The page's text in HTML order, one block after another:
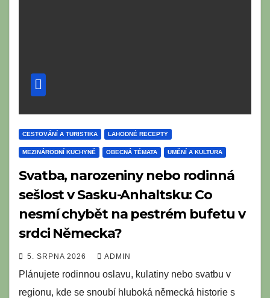
CESTOVÁNÍ A TURISTIKA LAHODNÉ RECEPTY
MEZINÁRODNÍ KUCHYNĚ OBECNÁ TÉMATA UMĚNÍ A KULTURA
Svatba, narozeniny nebo rodinná
sešlost v Sasku-Anhaltsku: Co
nesmí chybět na pestrém bufetu v
srdci Německa?
5. SRPNA 2026 ADMIN
Plánujete rodinnou oslavu, kulatiny nebo svatbu v
regionu, kde se snoubí hluboká německá historie s